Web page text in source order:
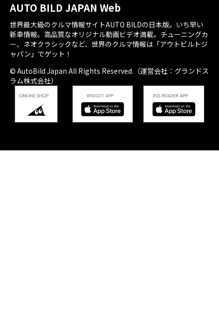
AUTO BILD JAPAN Web
世界最大級のクルマ情報サイトAUTO BILDの日本版。いち早い
新車情報。高品質なオリジナル動画ビデオ満載。チューニングカ
ー、ネオクラシックなど、世界のクルマ情報は「アウトビルトジ
ャパン」でゲット！
© AutoBild Japan All Rights Reserved.（運営会社：グランドス
ラム株式会社）